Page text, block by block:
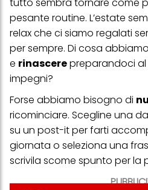
tutto sembra tornare come
pesante routine. L’estate
relax che ci siamo regalati
per sempre. Di cosa
e rinascerepreparandoci
impegni?
Forse abbiamo bisogno di
ricominciare. Scegline una
su un post-it per farti
giornata o seleziona una
scrivila scome spunto per la